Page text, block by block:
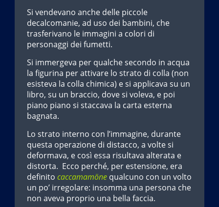
Si vendevano anche delle piccole
decalcomanie, ad uso dei bambini, che
trasferivano le immagini a colori di
personaggi dei fumetti.
Si immergeva per qualche secondo in acqua
la figurina per attivare lo strato di colla (non
esisteva la colla chimica) e si applicava su un
libro, su un braccio, dove si voleva, e poi
piano piano si staccava la carta esterna
bagnata.
Lo strato interno con l’immagine, durante
questa operazione di distacco, a volte si
deformava, e così essa risultava alterata e
distorta. Ecco perché, per estensione, era
definito caccamamöne qualcuno con un volto
un po’ irregolare: insomma una persona che
non aveva proprio una bella faccia.